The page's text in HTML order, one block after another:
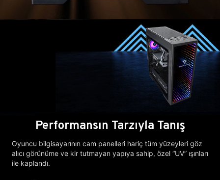
Performansın Tarzıyla Tanış
Oyuncu bilgisayarının cam panelleri hariç tüm yüzeyleri göz
alıcı görünüme ve kir tutmayan yapıya sahip, özel “UV” ışınları
ile kaplandı.